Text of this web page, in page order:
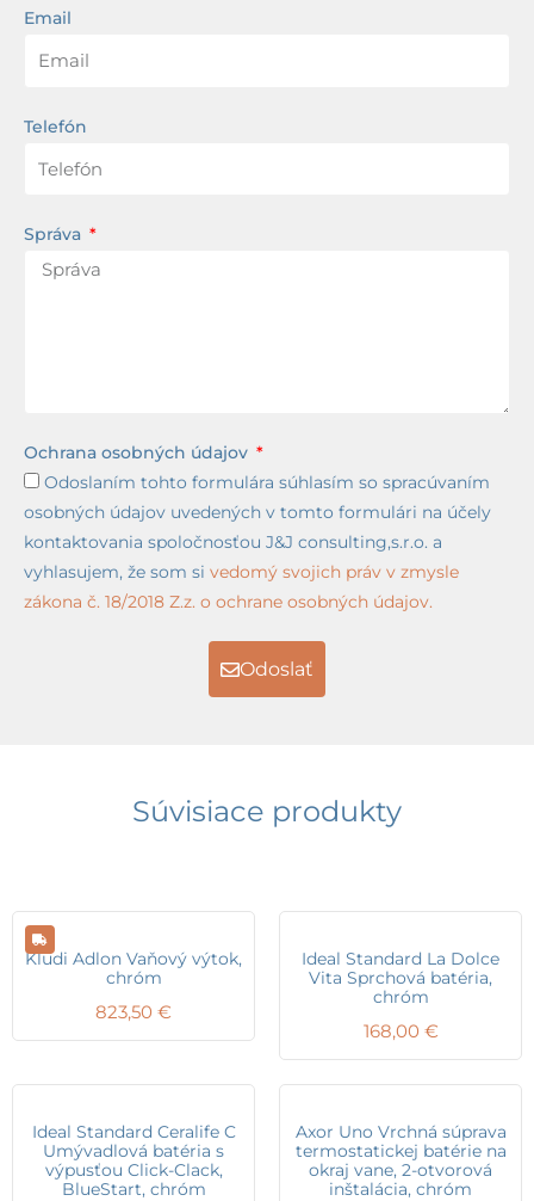
Email
Telefón
Správa
Ochrana osobných údajov
Odoslaním tohto formulára súhlasím so spracúvaním
osobných údajov uvedených v tomto formulári na účely
kontaktovania spoločnosťou J&J consulting,s.r.o. a
vyhlasujem, že som si vedomý svojich práv v zmysle
zákona č. 18/2018 Z.z. o ochrane osobných údajov.
Odoslať
Súvisiace produkty
Kludi Adlon Vaňový výtok,
chróm
823,50 €
Ideal Standard La Dolce
Vita Sprchová batéria,
chróm
168,00 €
Ideal Standard Ceralife C
Umývadlová batéria s
výpusťou Click-Clack,
BlueStart, chróm
Axor Uno Vrchná súprava
termostatickej batérie na
okraj vane, 2-otvorová
inštalácia, chróm